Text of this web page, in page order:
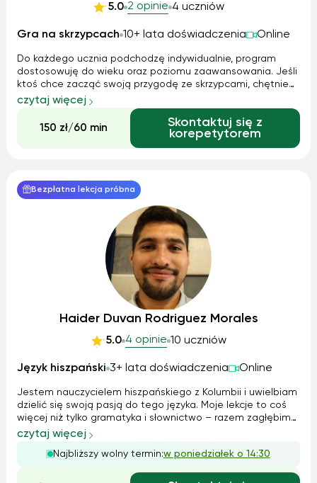
5.0 2 opinie 4 uczniów
Gra na skrzypcach 10+ lata doświadczenia Online
Do każdego ucznia podchodzę indywidualnie, program
dostosowuję do wieku oraz poziomu zaawansowania. Jeśli
ktoś chce zacząć swoją przygodę ze skrzypcami, chętnie
pomogę znaleźć i wypożyczyć instrument. Wspólnie
poznamy skrzypce i znajdziemy odpowiednią drogę
nauczania, która przyniesie jak najlepsz...
czytaj więcej
150 zł/60 min
Skontaktuj się z
korepetytorem
Bezpłatna lekcja próbna
Haider Duvan Rodriguez Morales
5.0 4 opinie 10 uczniów
Język hiszpański 3+ lata doświadczenia Online
Jestem nauczycielem hiszpańskiego z Kolumbii i uwielbiam
dzielić się swoją pasją do tego języka. Moje lekcje to coś
więcej niż tylko gramatyka i słownictwo – razem zagłębimy
się w hiszpańską kulturę, muzykę, filmy i literaturę. Każde
zajęcia dostosowuję do indywidualnych potrzeb ucznia,
stosując dyn...
czytaj więcej
Najbliższy wolny termin:w poniedziałek o 14:30